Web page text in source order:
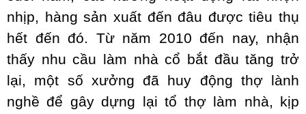
nhịp, hàng sản xuất đến đâu được tiêu thụ
hết đến đó. Từ năm 2010 đến nay, nhận
thấy nhu cầu làm nhà cổ bắt đầu tăng trở
lại, một số xưởng đã huy động thợ lành
nghề để gây dựng lại tổ thợ làm nhà, kịp